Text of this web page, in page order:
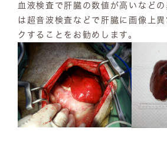
血液検査で肝臓の数値が高いなど
は超音波検査などで肝臓に画像上
クすることをお勧めします。